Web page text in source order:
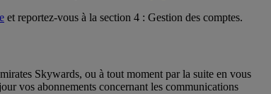
et reportez-vous à la section 4 : Gestion des comptes.
Skywards, ou à tout moment par la suite en vous
vos abonnements concernant les communications